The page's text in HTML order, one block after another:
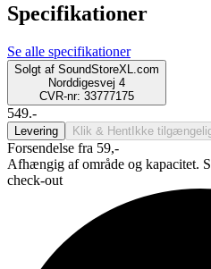
Specifikationer
Se alle specifikationer
Solgt af SoundStoreXL.com
Norddigesvej 4
CVR-nr: 33777175
549.-
Levering Klik & Hent Ikke
Forsendelse fra 59,-
Afhængig af område og kapacitet.
check-out